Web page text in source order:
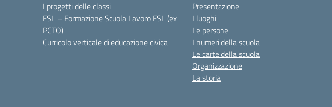
I progetti delle classi
FSL – Formazione Scuola Lavoro FSL (ex
PCTO)
Curricolo verticale di educazione civica
Presentazione
I luoghi
Le persone
I numeri della scuola
Le carte della scuola
Organizzazione
La storia